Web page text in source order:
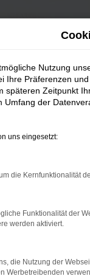
Nutzung
Ihre Präferenzen
späteren Zeitpunkt
der
uns eingesetzt:
die Kernfunktionalität
Funktionalität der
werden aktiviert.
die Nutzung der
Werbetreibenden